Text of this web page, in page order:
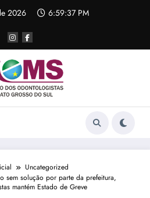
2026 6:59:37 PM
Uncategorized
sem solução por parte da prefeitura,
mantém Estado de Greve